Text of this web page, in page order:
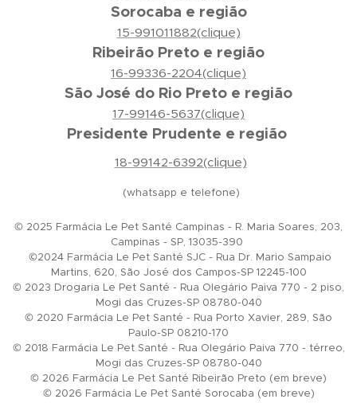
Sorocaba e região
15-991011882(clique)
Ribeirão Preto e região
16-99336-2204(clique)
São José do Rio Preto e região
17-99146-5637(clique)
Presidente Prudente e região
18-99142-6392(clique)
(whatsapp e telefone)
© 2025 Farmácia Le Pet Santé Campinas - R. Maria Soares, 203,
Campinas - SP, 13035-390
©2024 Farmácia Le Pet Santé SJC - Rua Dr. Mario Sampaio
Martins, 620, São José dos Campos-SP 12245-100
© 2023 Drogaria Le Pet Santé - Rua Olegário Paiva 770 - 2 piso,
Mogi das Cruzes-SP 08780-040
© 2020 Farmácia Le Pet Santé - Rua Porto Xavier, 289, São
Paulo-SP 08210-170
© 2018 Farmácia Le Pet Santé - Rua Olegário Paiva 770 - térreo,
Mogi das Cruzes-SP 08780-040
© 2026 Farmácia Le Pet Santé Ribeirão Preto (em breve)
© 2026 Farmácia Le Pet Santé Sorocaba (em breve)